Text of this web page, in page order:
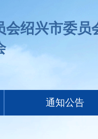
会绍兴市委员
通知公告